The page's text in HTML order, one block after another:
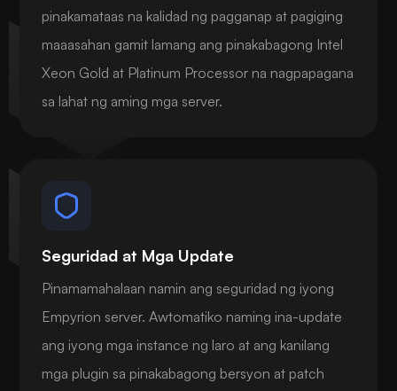
pinakamataas na kalidad ng pagganap at pagiging
maaasahan gamit lamang ang pinakabagong Intel
Xeon Gold at Platinum Processor na nagpapagana
sa lahat ng aming mga server.
Seguridad at Mga Update
Pinamamahalaan namin ang seguridad ng iyong
Empyrion server. Awtomatiko naming ina-update
ang iyong mga instance ng laro at ang kanilang
mga plugin sa pinakabagong bersyon at patch